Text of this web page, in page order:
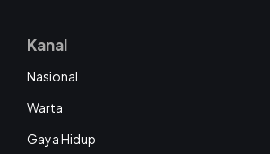
Kanal
Nasional
Warta
Gaya Hidup